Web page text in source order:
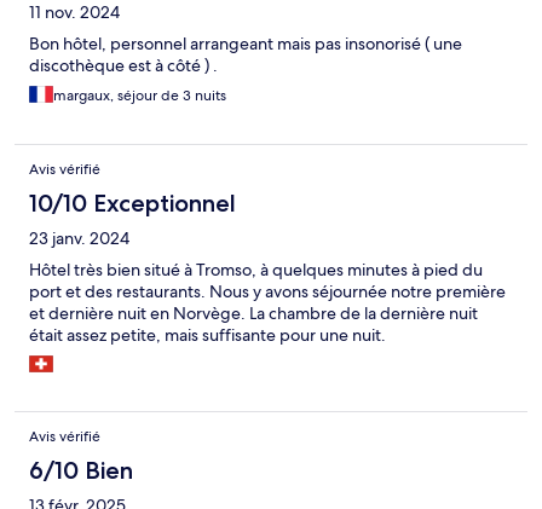
11 nov. 2024
Bon hôtel, personnel arrangeant mais pas insonorisé ( une
discothèque est à côté ) .
margaux, séjour de 3 nuits
Avis vérifié
10/10 Exceptionnel
23 janv. 2024
Hôtel très bien situé à Tromso, à quelques minutes à pied du
port et des restaurants. Nous y avons séjournée notre première
et dernière nuit en Norvège. La chambre de la dernière nuit
était assez petite, mais suffisante pour une nuit.
Avis vérifié
6/10 Bien